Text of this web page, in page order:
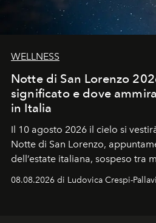
WELLNESS
Notte di San Lorenzo
significato e dove
in Italia
Il 10 agosto 2026 il cielo si
Notte di San Lorenzo,
dell’estate italiana, sospeso tra
Sarà il momento in cui gli occhi
celeste per seguire il passaggio
08.08.2026 di Ludovica Crespi-